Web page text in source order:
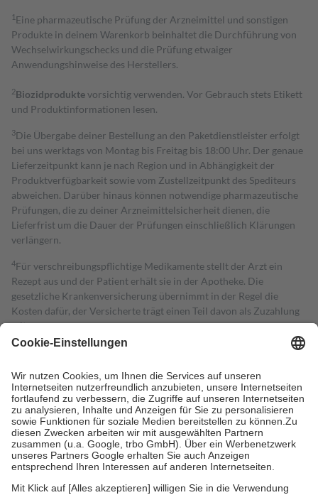
1 Eine pharmazeutische Prüfung der Arzneimittel und sonstigen
Produkte in deinem Warenkorb beinhaltet die Durchführung von
Wechselwirkungschecks und die Prüfung etwaiger
Anwendungshinweise des Herstellers.
2Biozidproduktevorsichtig verwenden. Vor Gebrauch stets Etikett
und Produktinformationen lesen.
3Die Übergabe deiner Bestellung an den Paketdienstleister erfolgt
bei uns werktags von Montag bis Freitag bis 18:00 Uhr. Der genaue
Lieferzeitpunkt kann je nach Region und in Abhängigkeit der
Produktverfügbarkeit sowie vom Zustellzeitpunkt des Spediteurs
abweichen. Darüber hinaus können notwendige pharmazeutische
Prüfungen, die zu deiner Arzneimittelsicherheit dienen, die
Lieferfrist um die Dauer der Prüfungen einschließlich Klärungen
verlängern.
4Für verschreibungspflichtige Medikamente stellt der Arzt ein
Rezept aus und der Patient erhält sie in der Apotheke. Die
gesetzliche Krankenversicherung übernimmt in der Regel die
Kosten dafür, der Versicherte trägt einen Teil davon als Zuzahlung
mit.
Grundsätzlich leisten Mitglieder Zuzahlungen in Höhe von zehn
höchstens zehn Euro.
Es sind jedoch nie mehr als die tatsächlichen
Kosten der Leistung zu entrichten.
Diese Regeln gelten grundsätzlich auch für Online-Apotheken.
Bei Heilmitteln und häuslicher Krankenpflege beträgt die
Zuzahlung zehn Prozent der Kosten sowie zehn Euro je
Verordnung.
Um das Engagement der Versicherten für ihre eigene Gesundheit zu
stärken und die besondere Stellung der Familie zu unterstützen,
fallenkeine Zuzahlungenan bei: